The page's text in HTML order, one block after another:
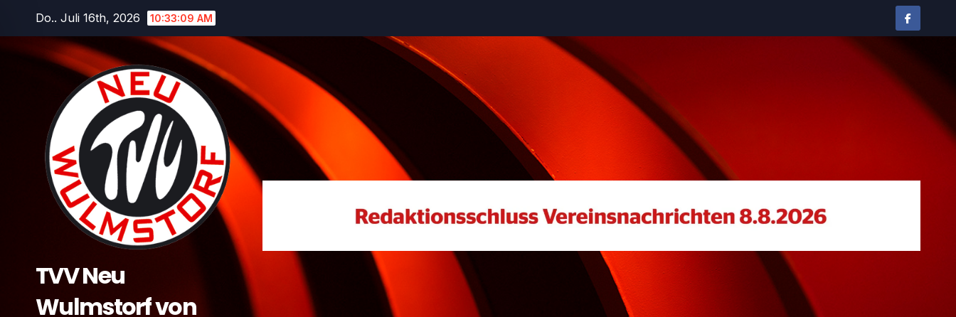
springen
Do.. Juli 16th, 2026 10:33:10 AM
TVV Neu
Wulmstorf von